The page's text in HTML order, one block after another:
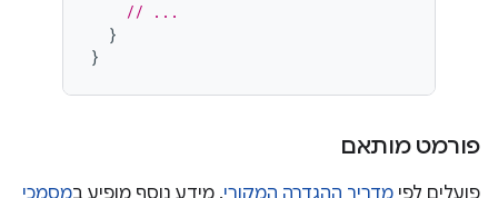
// ...
}
}
פורמט מותאם
פועלים לפי מדריך ההגדרה המקורי. מידע נוסף מופיע במסמכי